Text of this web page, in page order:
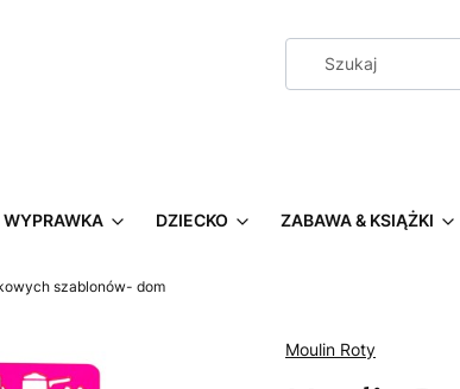
WYPRAWKA DZIECKO ZABAWA & KSIĄŻKI
szablonów- dom
Moulin Roty